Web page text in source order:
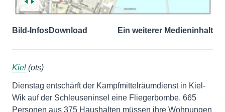
Bild-InfosDownload Ein weiterer Medieninhalt
Kiel (ots)
Dienstag entschärft der Kampfmittelräumdienst in Kiel-
Wik auf der Schleuseninsel eine Fliegerbombe. 665
Personen aus 375 Haushalten müssen ihre Wohnungen